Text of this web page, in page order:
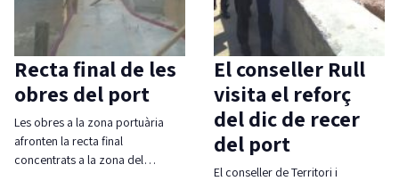
Recta final de les
obres del port
Les obres a la zona portuària
afronten la recta final
concentrats a la zona del…
El conseller Rull
visita el reforç
del dic de recer
del port
El conseller de Territori i